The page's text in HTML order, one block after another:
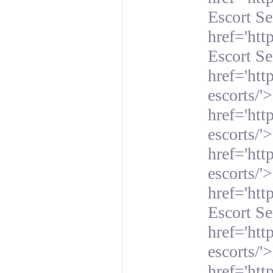
Escort
Escort
escorts/
escorts/
escorts/
Escort
escorts/